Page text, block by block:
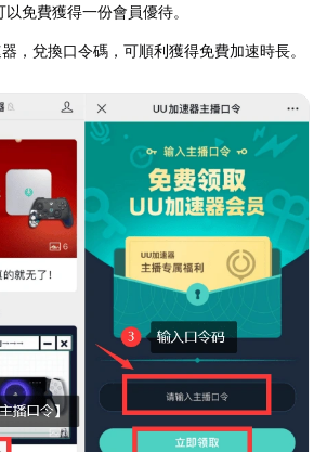
免費獲得一份會員優待。
，兌換口令碼，可順利獲得免費加速時長。